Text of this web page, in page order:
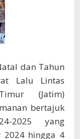
dan Tahun
Lalu Lintas
(Jatim)
bertajuk
2025 yang
2024 hingga 4